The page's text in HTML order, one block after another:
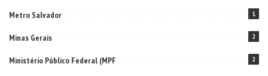
Metro Salvador 1
Minas Gerais 2
Ministério Público Federal (MPF 2